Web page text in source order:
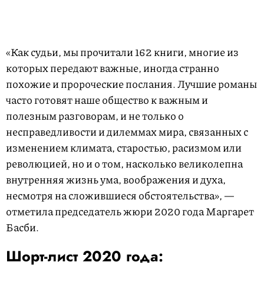
«Как судьи, мы прочитали 162 книги, многие из
которых передают важные, иногда странно
похожие и пророческие послания. Лучшие романы
часто готовят наше общество к важным и
полезным разговорам, и не только о
несправедливости и дилеммах мира, связанных с
изменением климата, старостью, расизмом или
революцией, но и о том, насколько великолепна
внутренняя жизнь ума, воображения и духа,
несмотря на сложившиеся обстоятельства», —
отметила председатель жюри 2020 года Маргарет
Басби.
Шорт-лист 2020 года: